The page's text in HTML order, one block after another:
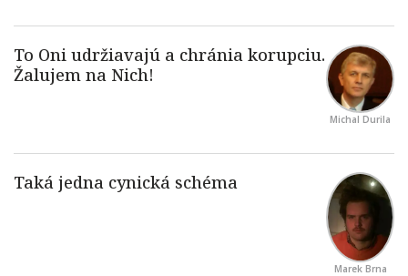
Michal Durila
Marek Brna